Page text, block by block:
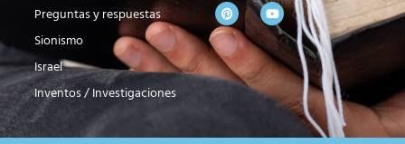
Preguntas y respuestas
Sionismo
Israel
Inventos / Investigaciones